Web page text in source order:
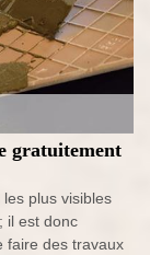
gratuitement
plus visibles
il est donc
faire des travaux